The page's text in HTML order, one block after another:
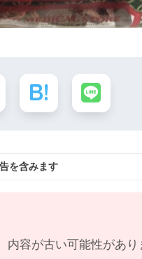
を含みます
内容が古い可能性があ